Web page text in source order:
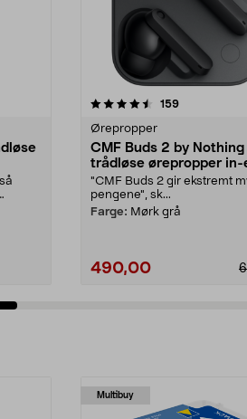
159anmeldelser
Ørepropper
CMF Buds 2 by Nothing
trådløse ørepropper in-
"CMF Buds 2 gir ekstremt
pengene", sk...
Farge: Mørk grå
490,00
4.5 av 5 stjerner
Multibuy